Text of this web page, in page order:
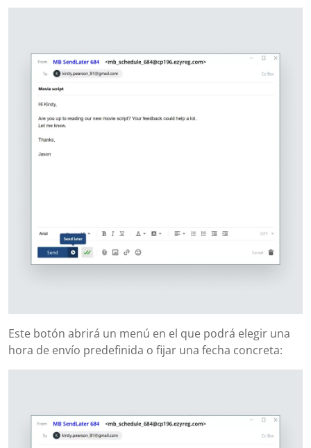
Este botón abrirá un menú en el que podrá elegir una
hora de envío predefinida o fijar una fecha concreta: